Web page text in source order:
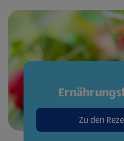
Zu den